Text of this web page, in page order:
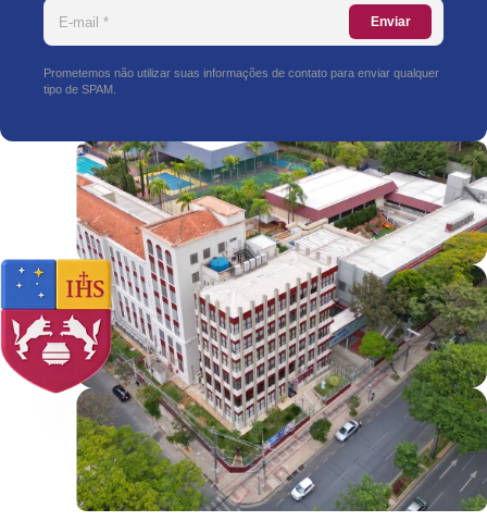
Enviar
Prometemos não utilizar suas informações de contato para enviar qualquer
tipo de SPAM.